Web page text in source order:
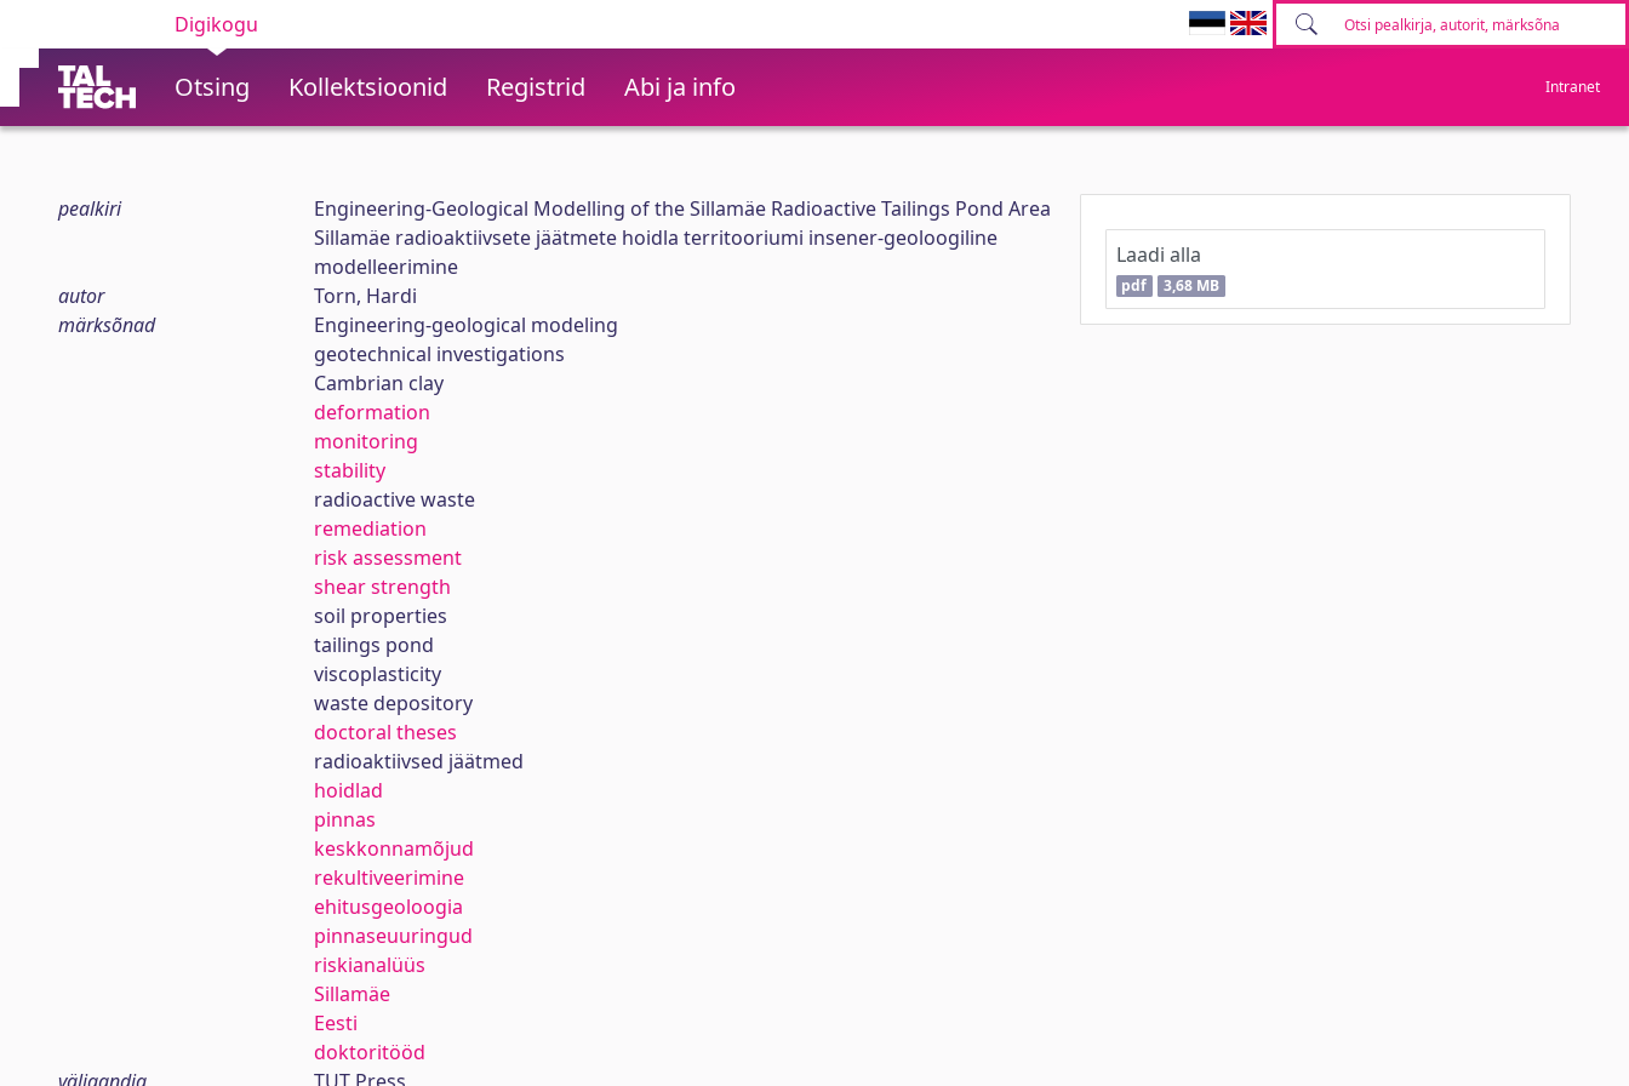
Digikogu
Otsing Kollektsioonid Registrid Abi ja info Intranet
pealkiri
Engineering-Geological Modelling of the Sillamäe Radioactive Tailings Pond Area
Sillamäe radioaktiivsete jäätmete hoidla territooriumi insener-geoloogiline
modelleerimine
autor
Torn, Hardi
märksõnad
Engineering-geological modeling
geotechnical investigations
Cambrian clay
deformation
monitoring
stability
radioactive waste
remediation
risk assessment
shear strength
soil properties
tailings pond
viscoplasticity
waste depository
doctoral theses
radioaktiivsed jäätmed
hoidlad
pinnas
keskkonnamõjud
rekultiveerimine
ehitusgeoloogia
pinnaseuuringud
riskianalüüs
Sillamäe
Eesti
doktoritööd
Laadi alla
pdf 3,68 MB